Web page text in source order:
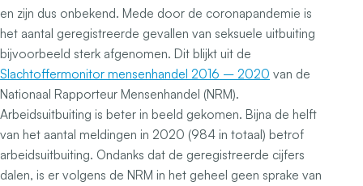
en zijn dus onbekend. Mede door de coronapandemie is
het aantal geregistreerde gevallen van seksuele uitbuiting
bijvoorbeeld sterk afgenomen. Dit blijkt uit de
Slachtoffermonitor mensenhandel 2016 – 2020 van de
Nationaal Rapporteur Mensenhandel (NRM).
Arbeidsuitbuiting is beter in beeld gekomen. Bijna de helft
van het aantal meldingen in 2020 (984 in totaal) betrof
arbeidsuitbuiting. Ondanks dat de geregistreerde cijfers
dalen, is er volgens de NRM in het geheel geen sprake van